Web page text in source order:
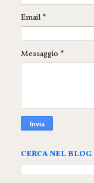
Email *
Messaggio *
CERCA NEL BLOG